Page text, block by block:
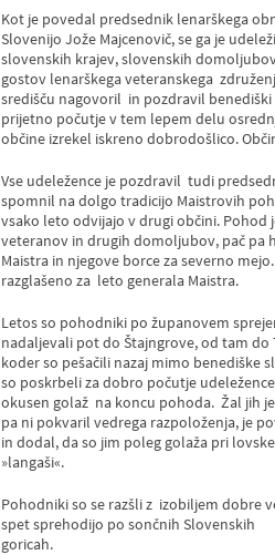
Kot je povedal predsednik lenarškega
Slovenijo Jože Majcenovič, se ga je
slovenskih krajev, slovenskih
gostov lenarškega veteranskega
središču nagovoril in pozdravil
prijetno počutje v tem lepem delu
občine izrekel iskreno dobrodošlico.
Vse udeležence je pozdravil tudi
spomnil na dolgo tradicijo Maistrovih
vsako leto odvijajo v drugi občini.
veteranov in drugih domoljubov, pač pa
Maistra in njegove borce za severno
razglašeno za leto generala Maistra.
Letos so pohodniki po županovem
nadaljevali pot do Štajngrove, od tam
koder so pešačili nazaj mimo benediške
so poskrbeli za dobro počutje
okusen golaž na koncu pohoda. Žal jih
pa ni pokvaril vedrega razpoloženja, je
in dodal, da so jim poleg golaža pri
»langaši«.
Pohodniki so se razšli z izobiljem dobre
spet sprehodijo po sončnih Slovenskih